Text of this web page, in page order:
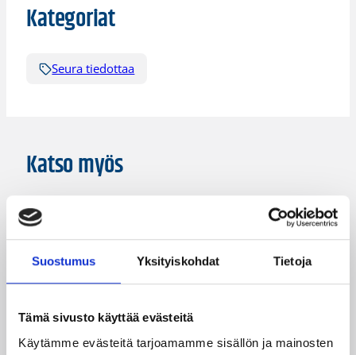
Suostumus Yksityiskohdat Tietoja
Tämä sivusto käyttää evästeitä
Käytämme evästeitä tarjoamamme sisällön ja mainosten
Kategoriat
Seura tiedottaa
Katso myös
Junioriturnaus 01.08.2026 16:34